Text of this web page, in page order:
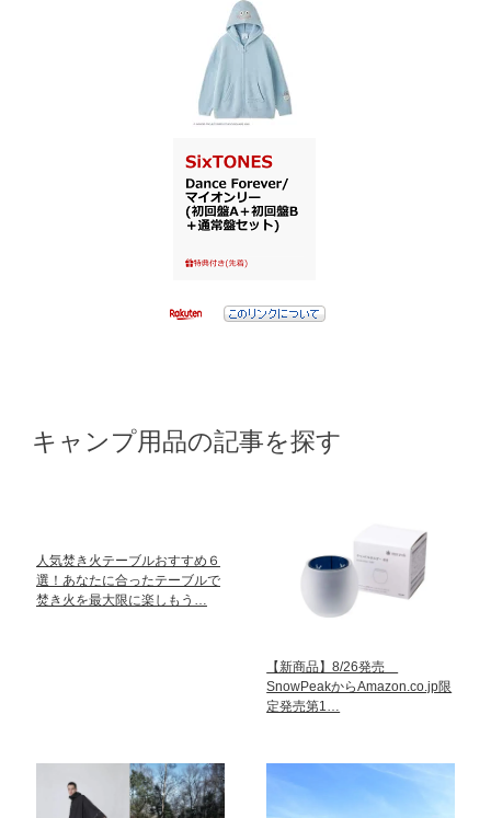
キャンプ用品の記事を探す
人気焚き火テーブルおすすめ６
選！あなたに合ったテーブルで
焚き火を最大限に楽しもう…
【新商品】8/26発売
SnowPeakからAmazon.co.jp限
定発売第1…